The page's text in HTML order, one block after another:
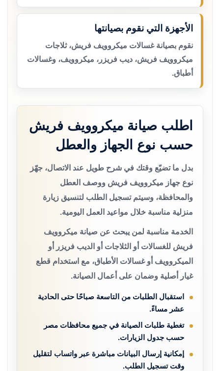
الأجهزة التي نقوم بصيانتها
نقوم بصيانة غسالات ميكروويف فريش، ثلاجات
ميكروويف فريش، ديب فريزر، ميكروويف، وغسالات
أطباق.
اطلب صيانة ميكروويف فريش
حسب نوع الجهاز والعطل
بدل ما تضيّع وقتك في شرح طويل عند الاتصال، جهّز
نوع جهاز ميكروويف فريش ووصف العطل
والمحافظة، وسيتم تسجيل الطلب لتنسيق زيارة
منزلية مناسبة خلال مواعيد العمل اليومية.
الخدمة مناسبة لمن يبحث عن صيانة ميكروويف
فريش للغسالات أو الثلاجات أو الديب فريزر أو
الميكروويف أو غسالات الأطباق، مع استخدام قطع
غيار أصلية وضمان على أعمال الصيانة.
استقبال الطلبات من التاسعة صباحًا حتى الحادية
عشر مساءً.
تغطية طلبات الصيانة في جميع محافظات مصر
حسب جدول الزيارات.
إمكانية إرسال البيانات مباشرة عبر واتساب لتقليل
وقت تسجيل الطلب.